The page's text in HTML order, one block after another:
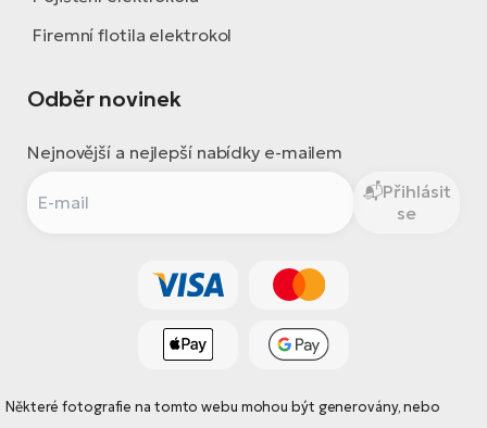
Firemní flotila elektrokol
Odběr novinek
Nejnovější a nejlepší nabídky e-mailem
Přihlásit
se
Některé fotografie na tomto webu mohou být generovány, nebo